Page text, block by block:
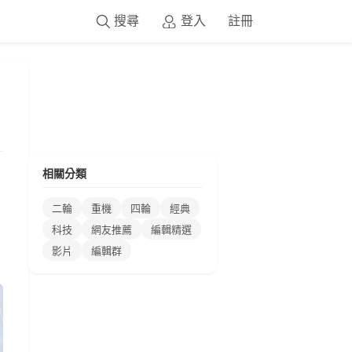
登入 註冊
搜尋
相關分類
二輪 重機 四輪
經典
科技
網友推薦
編輯精選
影片
編輯群